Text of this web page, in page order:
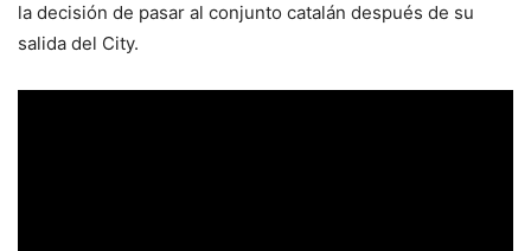
la decisión de pasar al conjunto catalán después de su
salida del City.